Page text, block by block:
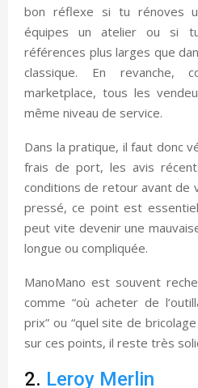
bon réflexe si tu rénoves
équipes un atelier ou si
références plus larges que
classique. En revanche,
marketplace, tous les
même niveau de service.
Dans la pratique, il faut donc
frais de port, les avis
conditions de retour avant de
pressé, ce point est
peut vite devenir une
longue ou compliquée.
ManoMano est souvent
comme “où acheter de
prix” ou “quel site de
sur ces points, il reste très
2. Leroy Merlin